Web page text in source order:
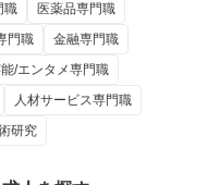
職
医薬品専門職
門職
金融専門職
/エンタメ専門職
人材サービス専門職
研究